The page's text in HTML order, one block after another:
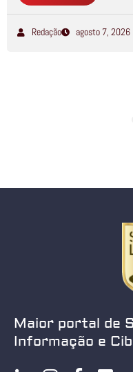
Redação agosto 7, 2026
Maior portal de
Informação e